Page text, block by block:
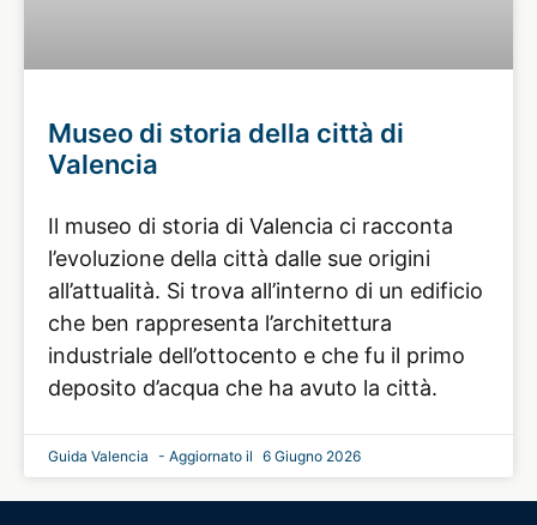
Museo di storia della città di
Valencia
Il museo di storia di Valencia ci racconta
l’evoluzione della città dalle sue origini
all’attualità. Si trova all’interno di un edificio
che ben rappresenta l’architettura
industriale dell’ottocento e che fu il primo
deposito d’acqua che ha avuto la città.
Guida Valencia 6 Giugno 2026